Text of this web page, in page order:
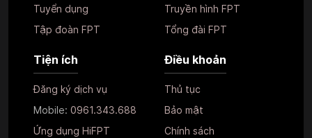
Tuyển dụng
Tập đoàn FPT
Truyền hình FPT
Tổng đài FPT
Tiện ích
Đăng ký dịch vụ
Mobile: 0961.343.688
Ứng dụng HiFPT
Điều khoản
Thủ tục
Bảo mật
Chính sách